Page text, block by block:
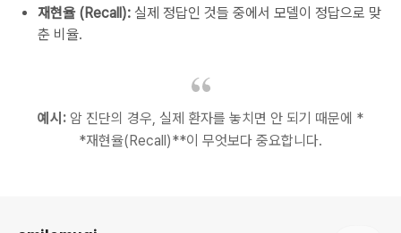
재현율 (Recall): 실제 정답인 것들 중에서 모델이 정답으로 맞
춘 비율.
예시: 암 진단의 경우, 실제 환자를 놓치면 안 되기 때문에 *
*재현율(Recall)**이 무엇보다 중요합니다.